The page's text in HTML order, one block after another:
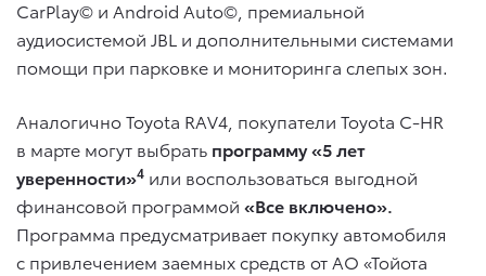
CarPlay© и Android Auto©, премиальной
аудиосистемой JBL и дополнительными системами
помощи при парковке и мониторинга слепых зон.
Аналогично Toyota RAV4, покупатели Toyota C-HR
в марте могут выбрать программу «5 лет
уверенности»4 или воспользоваться выгодной
финансовой программой «Все включено».
Программа предусматривает покупку автомобиля
с привлечением заемных средств от АО «Тойота